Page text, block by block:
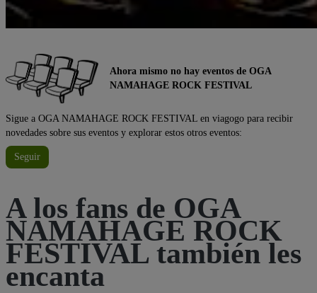
Ahora mismo no hay eventos de OGA
NAMAHAGE ROCK FESTIVAL
Sigue a OGA NAMAHAGE ROCK FESTIVAL en viagogo para recibir
novedades sobre sus eventos y explorar estos otros eventos:
Seguir
A los fans de OGA
NAMAHAGE ROCK
FESTIVAL también les
encanta